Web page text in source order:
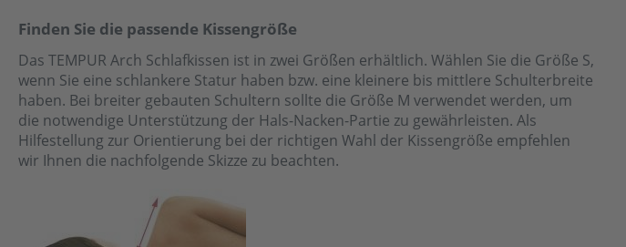
Finden Sie die passende Kissengröße
Das TEMPUR Arch Schlafkissen ist in zwei Größen erhältlich. Wählen Sie die Größe S,
wenn Sie eine schlankere Statur haben bzw. eine kleinere bis mittlere Schulterbreite
haben. Bei breiter gebauten Schultern sollte die Größe M verwendet werden, um
die notwendige Unterstützung der Hals-Nacken-Partie zu gewährleisten. Als
Hilfestellung zur Orientierung bei der richtigen Wahl der Kissengröße empfehlen
wir Ihnen die nachfolgende Skizze zu beachten.